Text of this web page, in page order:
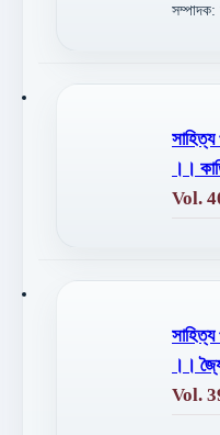
।।
Vol.
।।
Vol.